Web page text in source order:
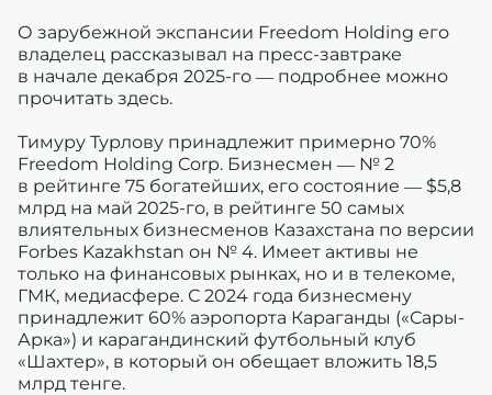
О зарубежной экспансии Freedom Holding его
владелец рассказывал на пресс-завтраке
в начале декабря 2025-го — подробнее можно
прочитать здесь.
Тимуру Турлову принадлежит примерно 70%
Freedom Holding Corp. Бизнесмен — № 2
в рейтинге 75 богатейших, его состояние — $5,8
млрд на май 2025-го, в рейтинге 50 самых
влиятельных бизнесменов Казахстана по версии
Forbes Kazakhstan он № 4. Имеет активы не
только на финансовых рынках, но и в телекоме,
ГМК, медиасфере. С 2024 года бизнесмену
принадлежит 60% аэропорта Караганды («Сары-
Арка») и карагандинский футбольный клуб
«Шахтер», в который он обещает вложить 18,5
млрд тенге.